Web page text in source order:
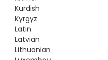
Kurdish
Kyrgyz
Latin
Latvian
Lithuanian